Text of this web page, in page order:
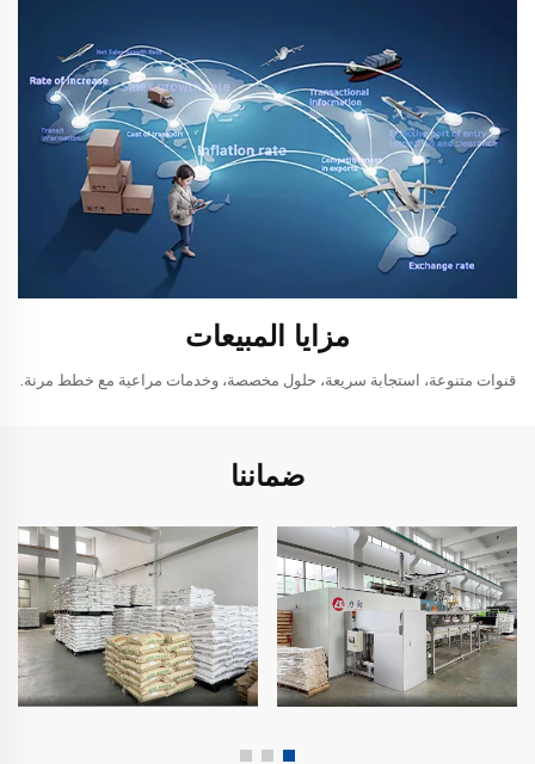
مزايا المبيعات
قنوات متنوعة، استجابة سريعة، حلول مخصصة، وخدمات مراعية مع خطط مرنة.
ضماننا